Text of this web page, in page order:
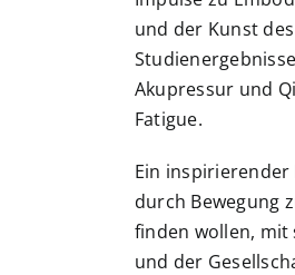
und der Kunst
Akupressur und
Fatigue.
Ein
durch Bewegung
finden wollen, mit
und der